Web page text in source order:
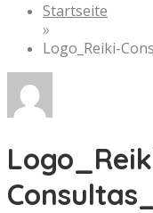
Startseite
»
Logo_Reiki-